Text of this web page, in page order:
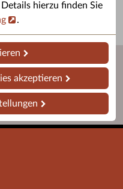
hierzu finden Sie
.
akzeptieren